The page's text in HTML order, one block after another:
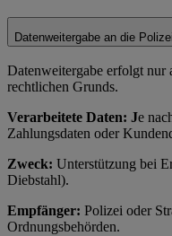
Datenweitergabe an die
Datenweitergabe erfolgt nur
rechtlichen Grunds.
Verarbeitete Daten: Je
Zahlungsdaten oder
Zweck: Unterstützung bei
Diebstahl).
Empfänger: Polizei oder
Ordnungsbehörden.